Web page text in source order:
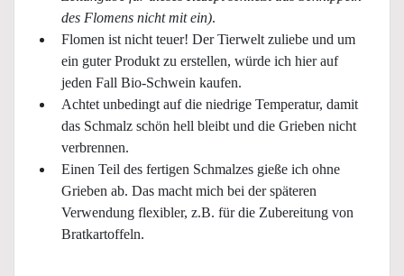
des Flomens nicht mit ein).
Flomen ist nicht teuer! Der Tierwelt zuliebe und um
ein guter Produkt zu erstellen, würde ich hier auf
jeden Fall Bio-Schwein kaufen.
Achtet unbedingt auf die niedrige Temperatur, damit
das Schmalz schön hell bleibt und die Grieben nicht
verbrennen.
Einen Teil des fertigen Schmalzes gieße ich ohne
Grieben ab. Das macht mich bei der späteren
Verwendung flexibler, z.B. für die Zubereitung von
Bratkartoffeln.